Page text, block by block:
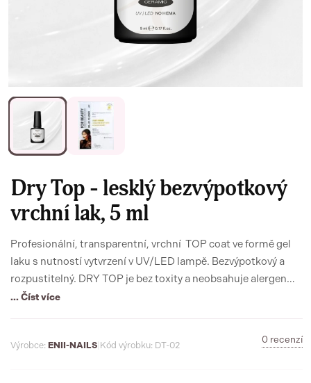
Dry Top - lesklý bezvýpotkový
vrchní lak, 5 ml
Profesionální, transparentní, vrchní TOP coat ve formě gel
laku s nutností vytvrzení v UV/LED lampě. Bezvýpotkový a
rozpustitelný. DRY TOP je bez toxity a neobsahuje alergen
HEMA.
... Číst více
Výrobce: ENII-NAILS Kód výrobku: DT-02
0 recenzí